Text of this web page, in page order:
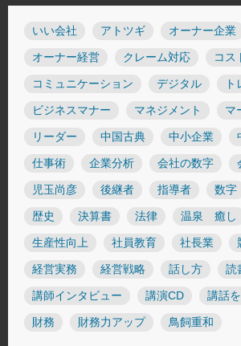
いい会社 アトツギ オーナー企業
オーナー経営 クレーム対応 コス
コミュニケーション デジタル
ビジネスマナー マネジメント マ
リーダー 中国古典 中小企業
仕事術 企業分析 会社の数字
児玉尚彦 後継者 指導者 数字
歴史 決算書 法律 温泉 癒し
生産性向上 社員教育 社長業
経営実務 経営戦略 話し方 読
講師インタビュー 講演CD 講話
財務 財務力アップ 鳥飼重和